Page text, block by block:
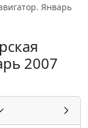
Январь
2007